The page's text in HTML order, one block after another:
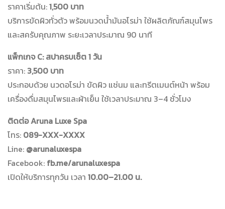
ราคาเริ่มต้น:1,500 บาท
บริการขัดผิวทั่วตัว พร้อมนวดน้ำมันอโรม่า ใช้ผลิตภัณฑ์สมุนไพร
และสครับคุณภาพ ระยะเวลาประมาณ 90 นาที
แพ็กเกจ C: สปาครบเซ็ต 1 วัน
ราคา: 3,500 บาท
ประกอบด้วย นวดอโรม่า ขัดผิว แช่นม และทรีตเมนต์หน้า พร้อม
เครื่องดื่มสมุนไพรและผ้าเย็น ใช้เวลาประมาณ 3–4 ชั่วโมง
ติดต่อ Aruna Luxe Spa
โทร: 089-XXX-XXXX
Line: @arunaluxespa
Facebook: fb.me/arunaluxespa
เปิดให้บริการทุกวัน เวลา 10.00–21.00 น.